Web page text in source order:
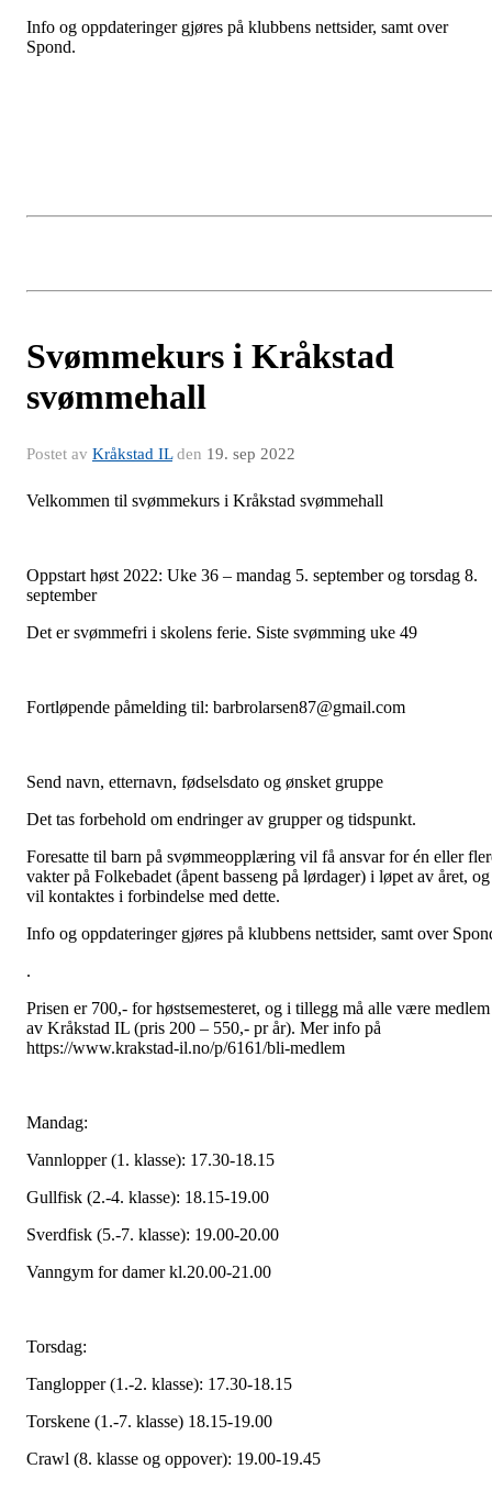
Info og oppdateringer gjøres på klubbens nettsider, samt over
Spond.
Svømmekurs i Kråkstad
svømmehall
Postet av Kråkstad ILden 19. sep 2022
Velkommen til svømmekurs i Kråkstad svømmehall
Oppstart høst 2022: Uke 36 – mandag 5. september og torsdag 8.
september
Det er svømmefri i skolens ferie. Siste svømming uke 49
Fortløpende påmelding til: barbrolarsen87@gmail.com
Send navn, etternavn, fødselsdato og ønsket gruppe
Det tas forbehold om endringer av grupper og tidspunkt.
Foresatte til barn på svømmeopplæring vil få ansvar for én eller
vakter på Folkebadet (åpent basseng på lørdager) i løpet av året, og
vil kontaktes i forbindelse med dette.
Info og oppdateringer gjøres på klubbens nettsider, samt over
.
Prisen er 700,- for høstsemesteret, og i tillegg må alle være medlem
av Kråkstad IL (pris 200 – 550,- pr år). Mer info på
https://www.krakstad-il.no/p/6161/bli-medlem
Mandag:
Vannlopper (1. klasse): 17.30-18.15
Gullfisk (2.-4. klasse): 18.15-19.00
Sverdfisk (5.-7. klasse): 19.00-20.00
Vanngym for damer kl.20.00-21.00
Torsdag:
Tanglopper (1.-2. klasse): 17.30-18.15
Torskene (1.-7. klasse) 18.15-19.00
Crawl (8. klasse og oppover): 19.00-19.45